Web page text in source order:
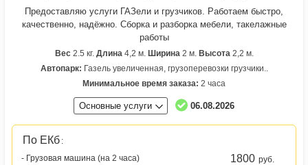
Предоставляю услуги ГАЗели и грузчиков. Работаем быстро,
качественно, надёжно. Сборка и разборка мебели, такелажные
работы
Вес2.5 кг. Длина 4,2 м. Ширина 2 м. Высота 2,2 м.
Автопарк: Газель увеличенная, грузоперевозки грузчики..
Минимальное время заказа: 2 часа
Основные услуги 06.08.2026
По ЕКб :
- Грузовая машина (на 2 часа)
1800 руб.